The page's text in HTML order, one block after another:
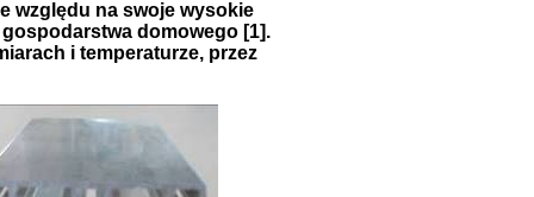
względu na swoje wysokie
domowego [1].
i temperaturze, przez